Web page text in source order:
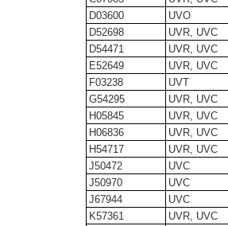
D03600
UVO
D52698
UVR, UVC
D54471
UVR, UVC
E52649
UVR, UVC
F03238
UVT
G54295
UVR, UVC
H05845
UVR, UVC
H06836
UVR, UVC
H54717
UVR, UVC
J50472
UVC
J50970
UVC
J67944
UVC
K57361
UVR, UVC